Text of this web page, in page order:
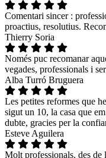
Comentari sincer :
proactius, resolutius.
Thierry Soria
Només puc recomanar
vegades, professionals i
Alba Turró Bruguera
Les petites reformes que
sigut un 10, la casa que
dubte, gracies per la
Esteve Aguilera
Molt professionals, des de